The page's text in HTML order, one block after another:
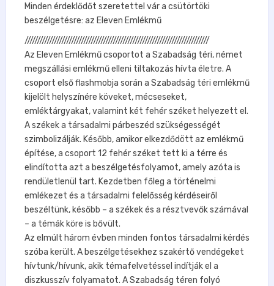
Minden érdeklődőt szeretettel vár a csütörtöki
beszélgetésre: az Eleven Emlékmű
///////////////////////////////////////////////////////////////////////////
Az Eleven Emlékmű csoportot a Szabadság téri, német
megszállási emlékmű elleni tiltakozás hívta életre. A
csoport első flashmobja során a Szabadság téri emlékmű
kijelölt helyszínére köveket, mécseseket,
emléktárgyakat, valamint két fehér széket helyezett el.
A székek a társadalmi párbeszéd szükségességét
szimbolizálják. Később, amikor elkezdődött az emlékmű
építése, a csoport 12 fehér széket tett ki a térre és
elindította azt a beszélgetésfolyamot, amely azóta is
rendületlenül tart. Kezdetben főleg a történelmi
emlékezet és a társadalmi felelősség kérdéseiről
beszéltünk, később – a székek és a résztvevők számával
– a témák köre is bővült.
Az elmúlt három évben minden fontos társadalmi kérdés
szóba került. A beszélgetésekhez szakértő vendégeket
hívtunk/hívunk, akik témafelvetéssel indítják el a
diszkusszív folyamatot. A Szabadság téren folyó